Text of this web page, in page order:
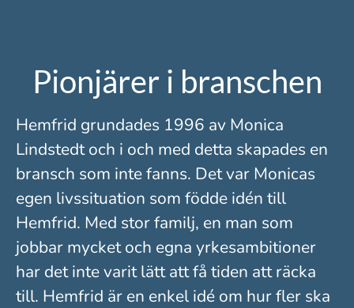
Pionjärer i branschen
Hemfrid grundades 1996 av Monica
Lindstedt och i och med detta skapades en
bransch som inte fanns. Det var Monicas
egen livssituation som födde idén till
Hemfrid. Med stor familj, en man som
jobbar mycket och egna yrkesambitioner
har det inte varit lätt att få tiden att räcka
till. Hemfrid är en enkel idé om hur fler ska